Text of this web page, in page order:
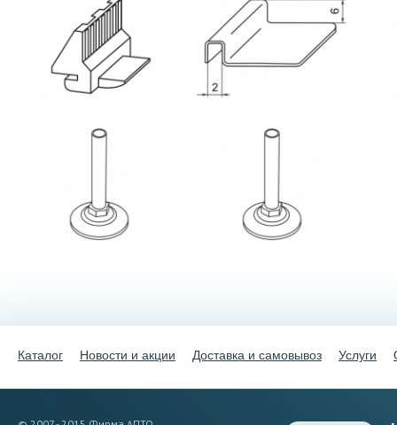
Каталог Новости и акции Доставка и самовывоз Услуги